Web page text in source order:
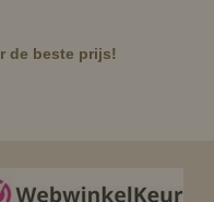
de beste prijs!